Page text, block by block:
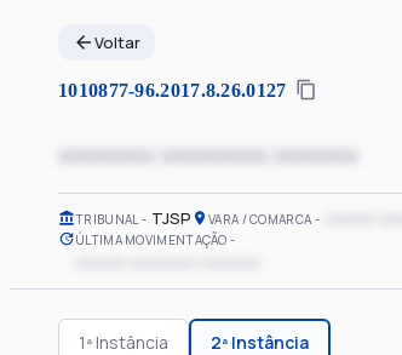
Voltar
1010877-96.2017.8.26.0127
xxxxxxxx xxxxxxxxx xxxxxxx
TRIBUNAL TJSP VARA / COMARCA
ÚLTIMA MOVIMENTAÇÃO
1ª Instância 2ª Instância